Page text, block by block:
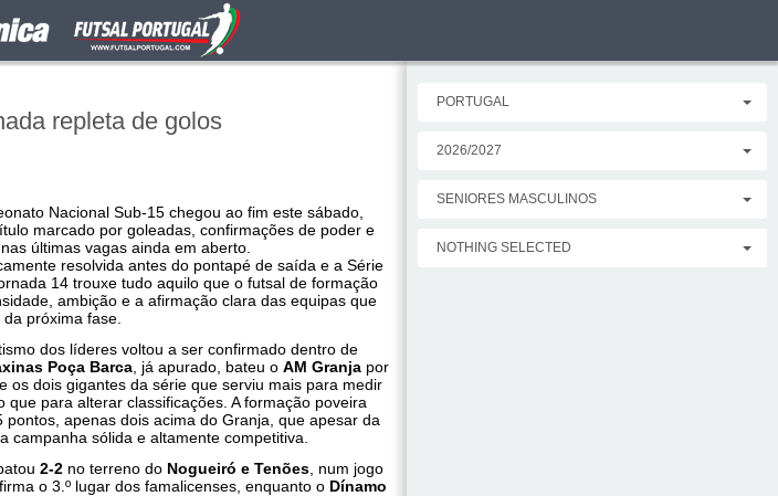
repleta de golos
Nacional Sub-15 chegou ao fim este sábado,
marcado por goleadas, confirmações de poder e
últimas vagas ainda em aberto.
resolvida antes do pontapé de saída e a Série
14 trouxe tudo aquilo que o futsal de formação
ambição e a afirmação clara das equipas que
próxima fase.
dos líderes voltou a ser confirmado dentro de
Poça Barca , já apurado, bateu o AM Granja por
os dois gigantes da série que serviu mais para medir
que para alterar classificações. A formação poveira
pontos, apenas dois acima do Granja, que apesar da
campanha sólida e altamente competitiva.
2-2 no terreno do Nogueiró e Tenões , num jogo
o 3.º lugar dos famalicenses, enquanto o Dínamo
PORTUGAL
2026/2027
SENIORES MASCULINOS
NOTHING SELECTED